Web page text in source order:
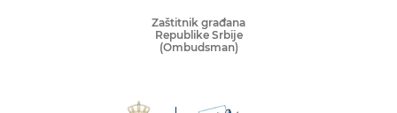
Zaštitnik građana
Republike Srbije
(Ombudsman)